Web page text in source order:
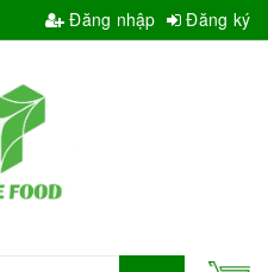
Đăng nhập Đăng ký